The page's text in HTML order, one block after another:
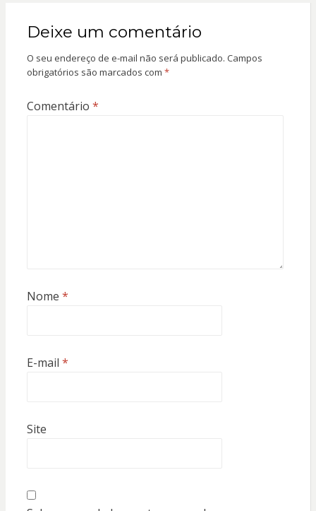
Deixe um comentário
O seu endereço de e-mail não será publicado. Campos
obrigatórios são marcados com *
Comentário *
Nome *
E-mail *
Site